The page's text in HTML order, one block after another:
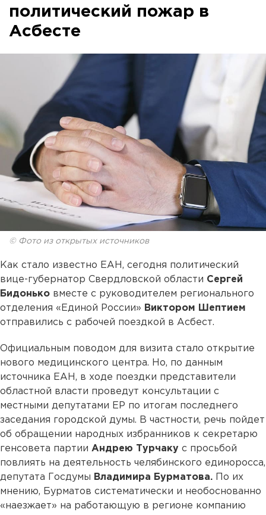
политический пожар в
Асбесте
© Фото из открытых источников
Как стало известно ЕАН, сегодня политический
вице-губернатор Свердловской области Сергей
Бидонько вместе с руководителем регионального
отделения «Единой России» Виктором Шептием
отправились с рабочей поездкой в Асбест.
Официальным поводом для визита стало открытие
нового медицинского центра. Но, по данным
источника ЕАН, в ходе поездки представители
областной власти проведут консультации с
местными депутатами ЕР по итогам последнего
заседания городской думы. В частности, речь пойдет
об обращении народных избранников к секретарю
генсовета партии Андрею Турчаку с просьбой
повлиять на деятельность челябинского единоросса,
депутата Госдумы Владимира Бурматова. По их
мнению, Бурматов систематически и необоснованно
«наезжает» на работающую в регионе компанию